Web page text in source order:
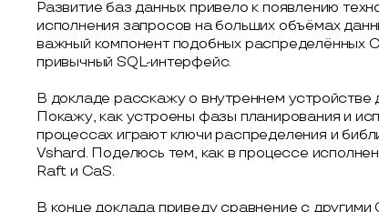
Развитие баз данных привело к появлению
исполнения запросов на больших объёмах
важный компонент подобных распределённых
привычный SQL-интерфейс.
В докладе расскажу о внутреннем
Покажу, как устроены фазы планирования и
процессах играют ключи распределения и
Vshard. Поделюсь тем, как в процессе
Raft и CaS.
В конце доклада приведу сравнение с